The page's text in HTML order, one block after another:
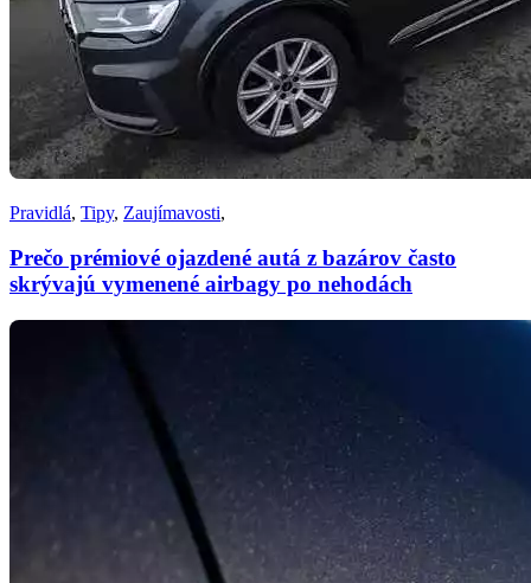
Pravidlá, Tipy, Zaujímavosti,
Prečo prémiové ojazdené autá z bazárov často
skrývajú vymenené airbagy po nehodách